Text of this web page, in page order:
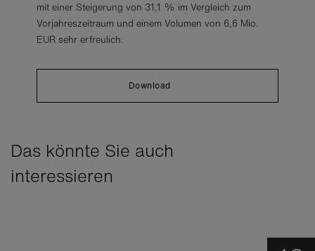
mit einer Steigerung von 31,1 % im Vergleich zum
Vorjahreszeitraum und einem Volumen von 6,6 Mio.
EUR sehr erfreulich.
Download
Das könnte Sie auch
interessieren